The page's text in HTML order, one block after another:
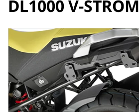
DL1000 V-STROM